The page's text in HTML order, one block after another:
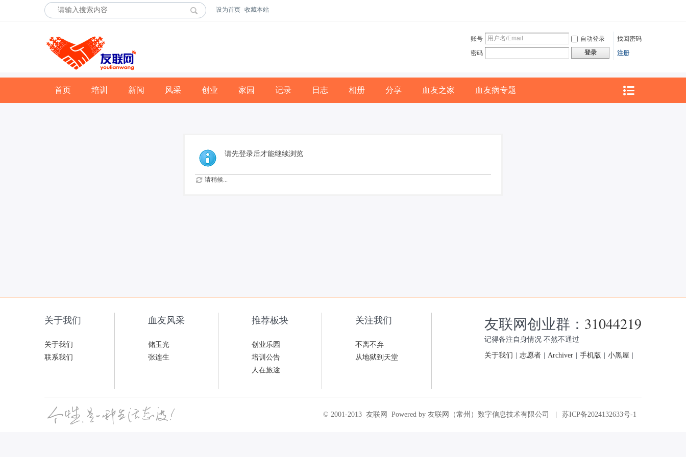
设为首页 收藏本站
账号 自动登录
找回密码
密码
登录 注册
首页 培训 新闻 风采 创业 家园 记录 日志 相册 分享 血友之家 血友病专题
请先登录后才能继续浏览
请稍候...
关于我们
关于我们
联系我们
血友风采
储玉光
张连生
推荐板块
创业乐园
培训公告
人在旅途
关注我们
不离不弃
从地狱到天堂
友联网创业群： 31044219
记得备注自身情况 不然不通过
关于我们 志愿者 Archiver 手机版 小黑屋
© 2001-2013 友联网 Powered by 友联网（常州）数字信息技术有限公司 苏ICP备2024132633号-1